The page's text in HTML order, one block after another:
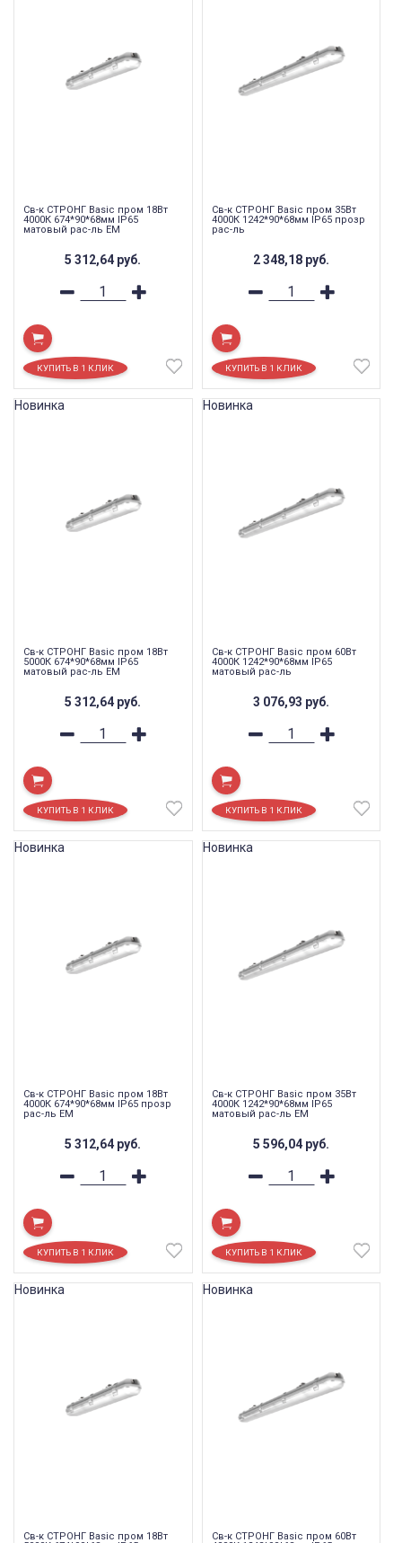
Св-к СТРОНГ Basic пром 18Вт
4000К 674*90*68мм IP65
матовый рас-ль EM
5 312,64 руб.
Св-к СТРОНГ Basic пром 35Вт
4000К 1242*90*68мм IP65 прозр
рас-ль
2 348,18 руб.
Св-к СТРОНГ Basic пром 18Вт
5000К 674*90*68мм IP65
матовый рас-ль EM
5 312,64 руб.
Новинка
Св-к СТРОНГ Basic пром 60Вт
4000К 1242*90*68мм IP65
матовый рас-ль
3 076,93 руб.
Новинка
Св-к СТРОНГ Basic пром 18Вт
4000К 674*90*68мм IP65 прозр
рас-ль EM
5 312,64 руб.
Новинка
Св-к СТРОНГ Basic пром 35Вт
4000К 1242*90*68мм IP65
матовый рас-ль EM
5 596,04 руб.
Новинка
Св-к СТРОНГ Basic пром 18Вт
Новинка
Св-к СТРОНГ Basic пром 60Вт
Новинка